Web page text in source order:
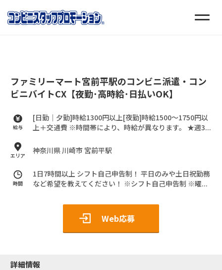
ファミリーマート宮前平駅のコンビニ派遣・コン
ビニバイトCX【夜勤･高時給･日払いOK】
給与
[日勤｜夕勤]時給1300円以上[夜勤]時給1500～1750円以
上＋交通費 ※時間帯により、時給が異なります。 ★週3...
エリア 神奈川県 川崎市 宮前平駅
時間
1日7時間以上 シフト自己申告制！ 平日のみや土日祝勤務
など希望を教えてください！ ※シフト自己申告制 ※曜...
Web応募
詳細情報